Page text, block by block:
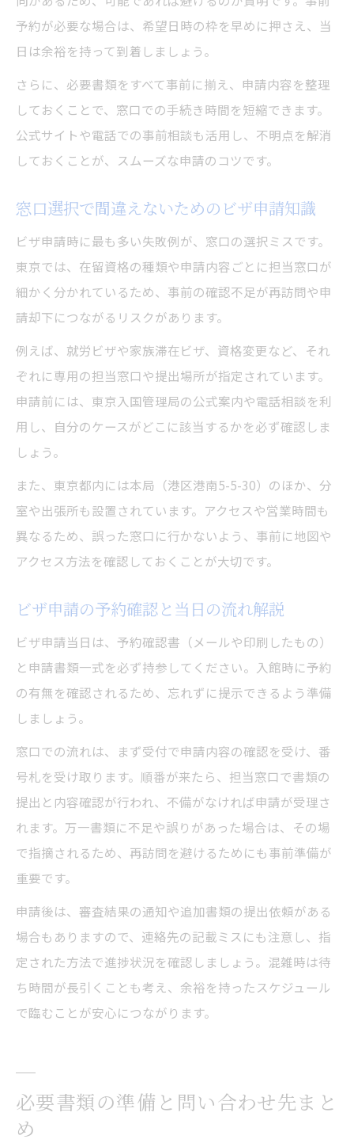
予約が必要な場合は、希望日時の枠を早めに押さえ、当
日は余裕を持って到着しましょう。
さらに、必要書類をすべて事前に揃え、申請内容を整理
しておくことで、窓口での手続き時間を短縮できます。
公式サイトや電話での事前相談も活用し、不明点を解消
しておくことが、スムーズな申請のコツです。
窓口選択で間違えないためのビザ申請知識
ビザ申請時に最も多い失敗例が、窓口の選択ミスです。
東京では、在留資格の種類や申請内容ごとに担当窓口が
細かく分かれているため、事前の確認不足が再訪問や申
請却下につながるリスクがあります。
例えば、就労ビザや家族滞在ビザ、資格変更など、それ
ぞれに専用の担当窓口や提出場所が指定されています。
申請前には、東京入国管理局の公式案内や電話相談を利
用し、自分のケースがどこに該当するかを必ず確認しま
しょう。
また、東京都内には本局（港区港南5-5-30）のほか、分
室や出張所も設置されています。アクセスや営業時間も
異なるため、誤った窓口に行かないよう、事前に地図や
アクセス方法を確認しておくことが大切です。
ビザ申請の予約確認と当日の流れ解説
ビザ申請当日は、予約確認書（メールや印刷したもの）
と申請書類一式を必ず持参してください。入館時に予約
の有無を確認されるため、忘れずに提示できるよう準備
しましょう。
窓口での流れは、まず受付で申請内容の確認を受け、番
号札を受け取ります。順番が来たら、担当窓口で書類の
提出と内容確認が行われ、不備がなければ申請が受理さ
れます。万一書類に不足や誤りがあった場合は、その場
で指摘されるため、再訪問を避けるためにも事前準備が
重要です。
申請後は、審査結果の通知や追加書類の提出依頼がある
場合もありますので、連絡先の記載ミスにも注意し、指
定された方法で進捗状況を確認しましょう。混雑時は待
ち時間が長引くことも考え、余裕を持ったスケジュール
で臨むことが安心につながります。
必要書類の準備と問い合わせ先まと
め